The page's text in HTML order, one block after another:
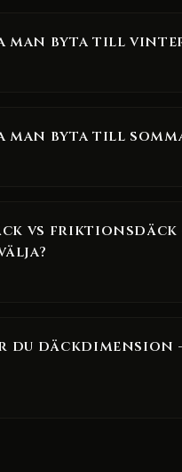
man byta till
man byta till
vs friktionsdäck
du däckdimension